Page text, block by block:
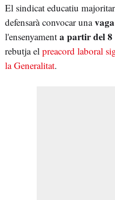
El sindicat educatiu
defensarà convocar una
l'ensenyament a partir del 8
rebutja el preacord laboral
la Generalitat.